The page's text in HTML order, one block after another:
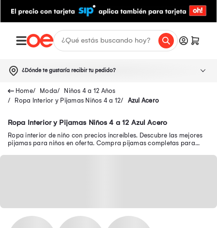
¿Dónde te gustaría recibir tu pedido?
Moda
Niños 4 a 12 Años
Ropa Interior y Pijamas Niños 4 a 12
Azul Acero
Ropa Interior y Pijamas Niños 4 a 12 Azul Acero
Ropa interior de niño con precios increíbles. Descubre las mejores
pijamas para niños en oferta. Compra pijamas completas para